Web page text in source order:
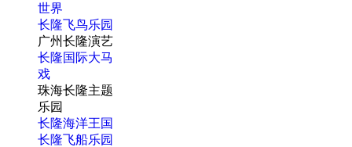
世界
长隆飞鸟乐园
广州长隆演艺
长隆国际大马
戏
珠海长隆主题
乐园
长隆海洋王国
长隆飞船乐园